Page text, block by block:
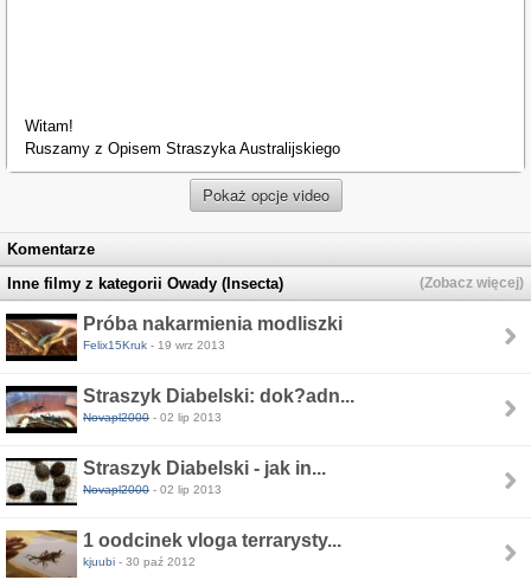
Witam!
Ruszamy z Opisem Straszyka Australijskiego
Pokaż opcje video
Komentarze
Inne filmy z kategorii Owady (Insecta)
(Zobacz więcej)
Próba nakarmienia modliszki
Felix15Kruk - 19 wrz 2013
Straszyk Diabelski: dok?adn...
Novapl2000 - 02 lip 2013
Straszyk Diabelski - jak in...
Novapl2000 - 02 lip 2013
1 oodcinek vloga terrarysty...
kjuubi - 30 paź 2012